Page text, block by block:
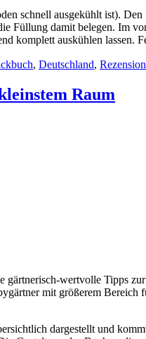
schnell ausgekühlt ist).
Füllung damit belegen. Im
komplett auskühlen lassen.
, Deutschland,
Raum
wertvolle Tipps
mit größerem
dargestellt und